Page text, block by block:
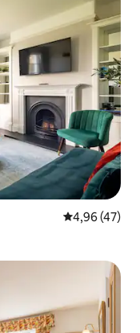
Gemiddelde
4,96 (47)